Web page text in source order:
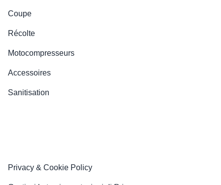
Coupe
Récolte
Motocompresseurs
Accessoires
Sanitisation
Privacy & Cookie Policy